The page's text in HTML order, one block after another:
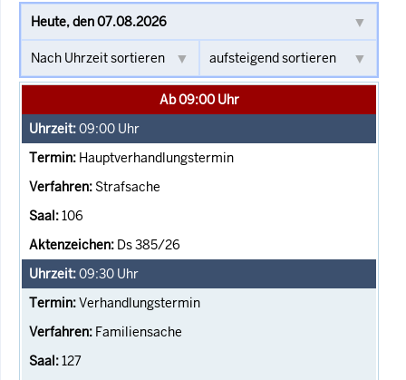
Ab 09:00 Uhr
09:00 Uhr
Hauptverhandlungstermin
Strafsache
106
Ds 385/26
09:30 Uhr
Verhandlungstermin
Familiensache
127